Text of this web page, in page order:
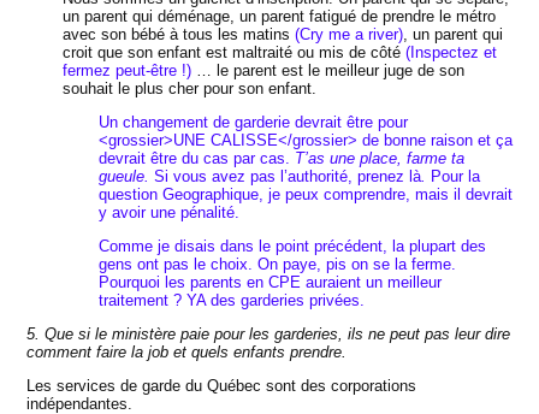
un parent qui déménage, un parent fatigué de prendre le métro
avec son bébé à tous les matins (Cry me a river), un parent qui
croit que son enfant est maltraité ou mis de côté (Inspectez et
fermez peut-être !) … le parent est le meilleur juge de son
souhait le plus cher pour son enfant.
Un changement de garderie devrait être pour
<grossier>UNE CALISSE</grossier> de bonne raison et ça
devrait être du cas par cas. T’as une place, farme ta
gueule. Si vous avez pas l’authorité, prenez là. Pour la
question Geographique, je peux comprendre, mais il devrait
y avoir une pénalité.
Comme je disais dans le point précédent, la plupart des
gens ont pas le choix. On paye, pis on se la ferme.
Pourquoi les parents en CPE auraient un meilleur
traitement ? YA des garderies privées.
5. Que si le ministère paie pour les garderies, ils ne peut pas leur dire
comment faire la job et quels enfants prendre.
Les services de garde du Québec sont des corporations
indépendantes.